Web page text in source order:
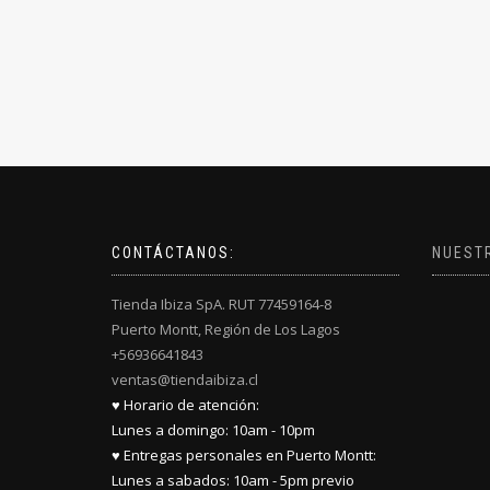
CONTÁCTANOS:
Tienda Ibiza SpA. RUT 77459164-8
Puerto Montt, Región de Los Lagos
+56936641843
ventas@tiendaibiza.cl
♥ Horario de atención:
Lunes a domingo: 10am - 10pm
♥ Entregas personales en Puerto Montt:
Lunes a sabados: 10am - 5pm previo